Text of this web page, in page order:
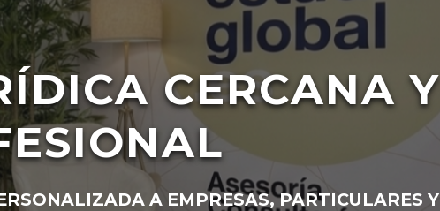
CERCANA Y
A EMPRESAS, PARTICULARES Y